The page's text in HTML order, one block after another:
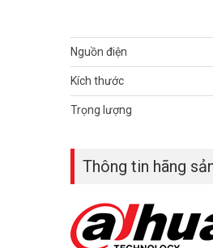
Nguồn điện
Kích thước
Trọng lượng
Thông tin hãng